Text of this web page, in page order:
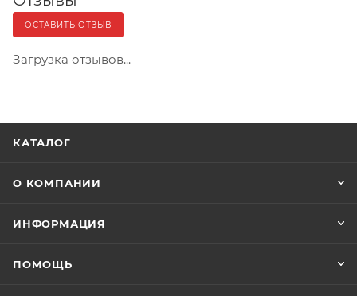
ОСТАВИТЬ ОТЗЫВ
Загрузка отзывов...
КАТАЛОГ
О КОМПАНИИ
ИНФОРМАЦИЯ
ПОМОЩЬ